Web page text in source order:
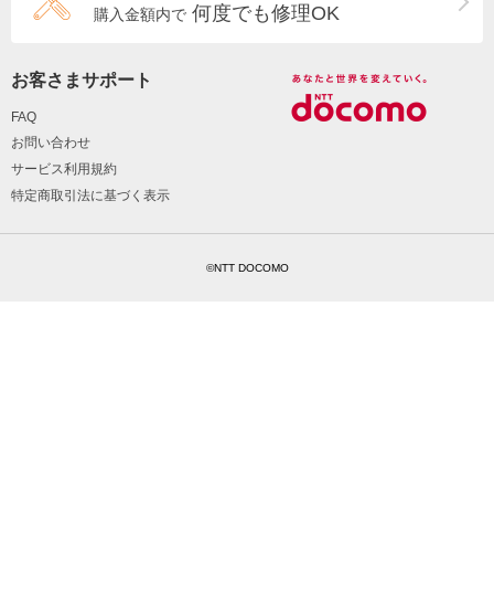
購入金額内で 何度でも修理OK
お客さまサポート
FAQ
お問い合わせ
サービス利用規約
特定商取引法に基づく表示
©NTT DOCOMO